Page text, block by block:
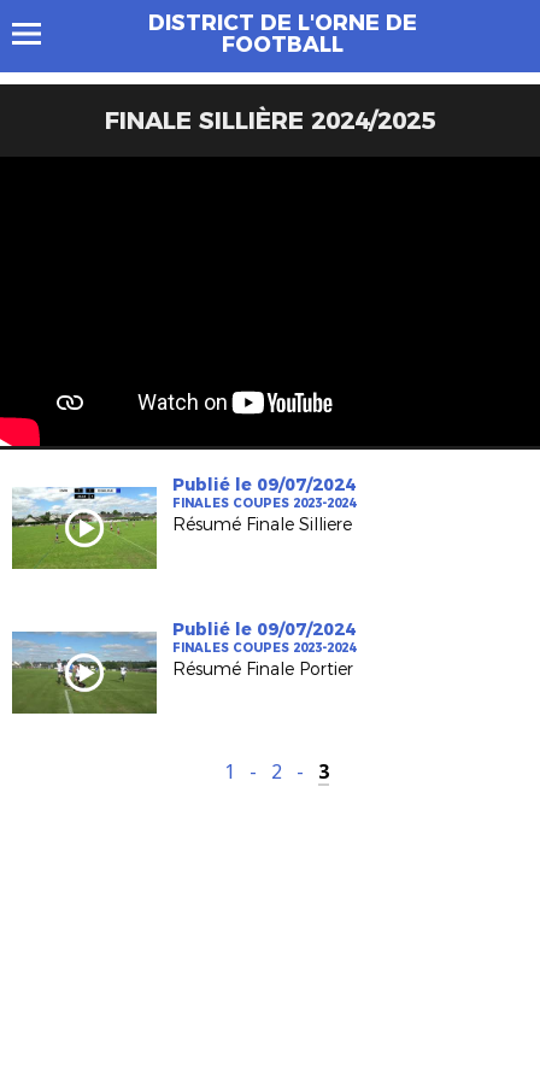
DISTRICT DE L'ORNE DE
FOOTBALL
FINALE SILLIÈRE 2024/2025
Publié le 09/07/2024
FINALES COUPES 2023-2024
Résumé Finale Silliere
Publié le 09/07/2024
FINALES COUPES 2023-2024
Résumé Finale Portier
1 - 2 - 3